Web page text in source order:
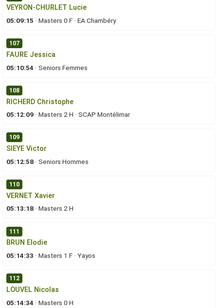
VEYRON-CHURLET Lucie
05:09:15 ·Masters 0 F ·EA Chambéry
107
FAURE Jessica
05:10:54 ·Seniors Femmes
108
RICHERD Christophe
05:12:09 ·Masters 2 H ·SCAP Montélimar
109
SIEYE Victor
05:12:58 ·Seniors Hommes
110
VERNET Xavier
05:13:18 ·Masters 2 H
111
BRUN Elodie
05:14:33 ·Masters 1 F ·Yayos
112
LOUVEL Nicolas
05:14:34 ·Masters 0 H